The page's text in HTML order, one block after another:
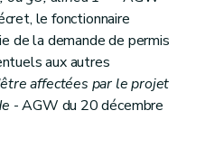
le fonctionnaire
de la demande de permis
aux autres
affectées par le projet
- AGW du 20 décembre